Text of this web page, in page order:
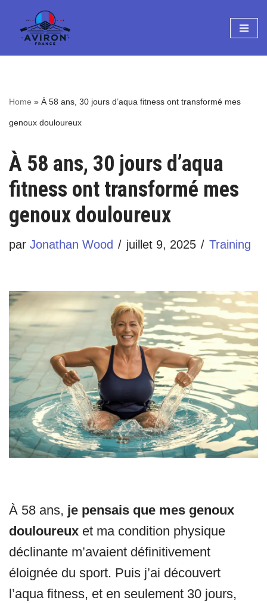
Aller
au
Home » À 58 ans, 30 jours d’aqua fitness ont transformé mes
genoux douloureux
À 58 ans, 30 jours d’aqua
fitness ont transformé mes
genoux douloureux
par Jonathan Wood juillet 9, 2025 Training
À 58 ans, je pensais que mes genoux
douloureux et ma condition physique
déclinante m’avaient définitivement
éloignée du sport. Puis j’ai découvert
l’aqua fitness, et en seulement 30 jours,